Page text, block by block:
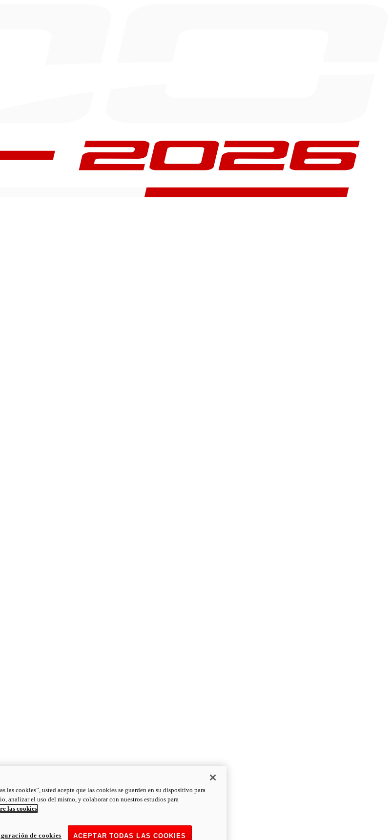
las cookies”, usted acepta que las cookies se guarden en su dispositivo para
analizar el uso del mismo, y colaborar con nuestros estudios para
las cookies
ACEPTAR TODAS LAS COOKIES
de cookies